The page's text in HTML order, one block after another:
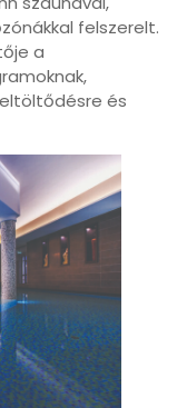
felszerelt.
a
és